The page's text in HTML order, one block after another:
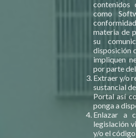
contenidos
como
materia de
su
disposición
impliquen
por parte
Extraer y/o
sustancial
Portal así
ponga a
Enlazar a
legislación
y/o el